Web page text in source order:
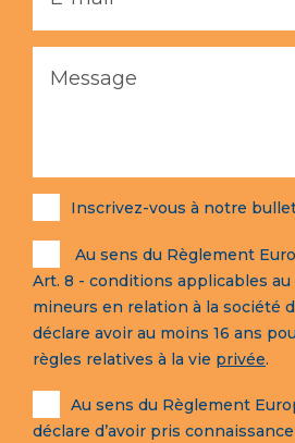
Inscrivez-vous à notre
Au sens du Règlement
Art. 8 - conditions applicables
mineurs en relation à la société
déclare avoir au moins 16 ans
règles relatives à la vie privée.
Au sens du Règlement
déclare d’avoir pris